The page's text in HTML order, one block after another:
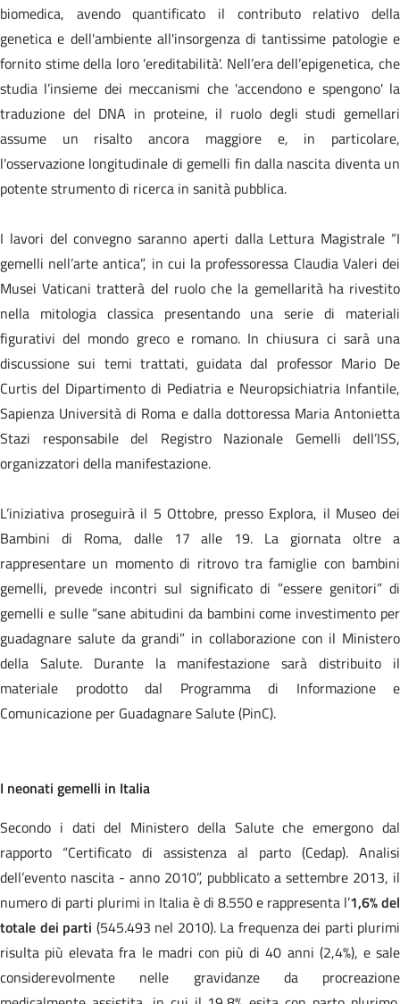
biomedica, avendo quantificato il contributo relativo della
genetica e dell'ambiente all'insorgenza di tantissime patologie e
fornito stime della loro 'ereditabilità'. Nell’era dell’epigenetica, che
studia l’insieme dei meccanismi che 'accendono e spengono' la
traduzione del DNA in proteine, il ruolo degli studi gemellari
assume un risalto ancora maggiore e, in particolare,
l'osservazione longitudinale di gemelli fin dalla nascita diventa un
potente strumento di ricerca in sanità pubblica.
I lavori del convegno saranno aperti dalla Lettura Magistrale “I
gemelli nell’arte antica”, in cui la professoressa Claudia Valeri dei
Musei Vaticani tratterà del ruolo che la gemellarità ha rivestito
nella mitologia classica presentando una serie di materiali
figurativi del mondo greco e romano. In chiusura ci sarà una
discussione sui temi trattati, guidata dal professor Mario De
Curtis del Dipartimento di Pediatria e Neuropsichiatria Infantile,
Sapienza Università di Roma e dalla dottoressa Maria Antonietta
Stazi responsabile del Registro Nazionale Gemelli dell’ISS,
organizzatori della manifestazione.
L’iniziativa proseguirà il 5 Ottobre, presso Explora, il Museo dei
Bambini di Roma, dalle 17 alle 19. La giornata oltre a
rappresentare un momento di ritrovo tra famiglie con bambini
gemelli, prevede incontri sul significato di ”essere genitori” di
gemelli e sulle “sane abitudini da bambini come investimento per
guadagnare salute da grandi” in collaborazione con il Ministero
della Salute. Durante la manifestazione sarà distribuito il
materiale prodotto dal Programma di Informazione e
Comunicazione per Guadagnare Salute (PinC).
I neonati gemelli in Italia
Secondo i dati del Ministero della Salute che emergono dal
rapporto “Certificato di assistenza al parto (Cedap). Analisi
dell’evento nascita - anno 2010”, pubblicato a settembre 2013, il
numero di parti plurimi in Italia è di 8.550 e rappresenta l’1,6% del
totale dei parti (545.493 nel 2010). La frequenza dei parti plurimi
risulta più elevata fra le madri con più di 40 anni (2,4%), e sale
considerevolmente nelle gravidanze da procreazione